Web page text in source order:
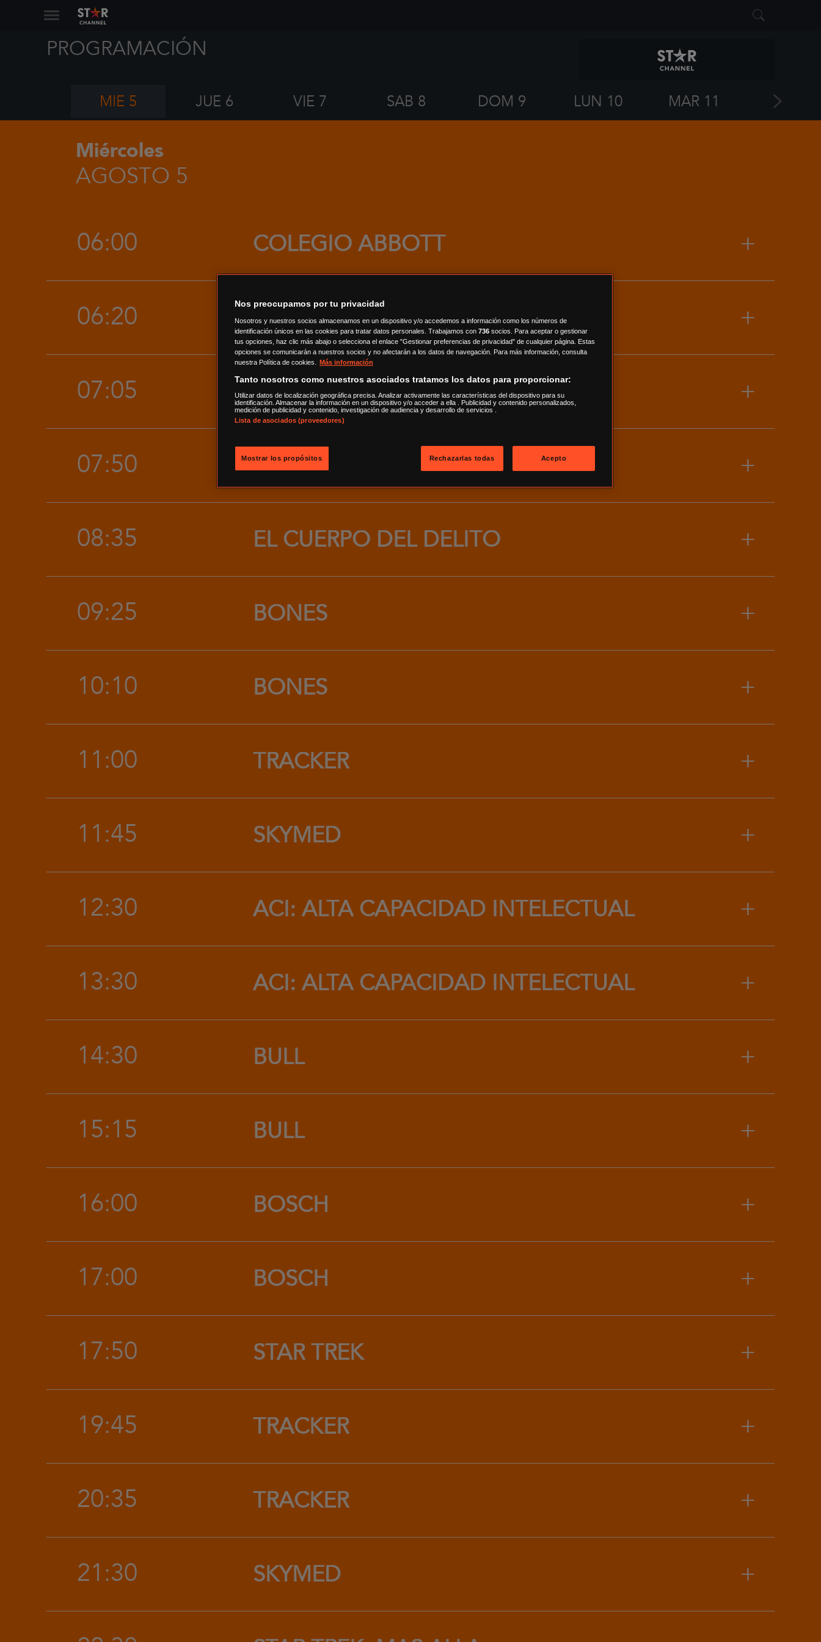
PROGRAMACIÓN
MIE 5 JUE 6 VIE 7 SAB 8 DOM 9 LUN 10 MAR 11 MIE 12
Miércoles
AGOSTO 5
06:00 COLEGIO ABBOTT +
06:20 THE WALKING DEAD +
07:05 THE WALKING DEAD +
07:50 EL CUERPO DEL DELITO +
08:35 EL CUERPO DEL DELITO +
09:25 BONES +
10:10 BONES +
11:00 TRACKER +
11:45 SKYMED +
12:30 ACI: ALTA CAPACIDAD INTELECTUAL +
13:30 ACI: ALTA CAPACIDAD INTELECTUAL +
14:30 BULL +
15:15 BULL +
16:00 BOSCH +
17:00 BOSCH +
17:50 STAR TREK +
19:45 TRACKER +
20:35 TRACKER +
21:30 SKYMED +
Nos preocupamos por tu privacidad
Nosotros y nuestros socios almacenamos en un dispositivo y/o accedemos a información como los números de
identificación únicos en las cookies para tratar datos personales. Trabajamos con 736 socios. Para aceptar o gestionar
tus opciones, haz clic más abajo o selecciona el enlace "Gestionar preferencias de privacidad" de cualquier página. Estas
opciones se comunicarán a nuestros socios y no afectarán a los datos de navegación. Para más información, consulta
nuestra Política de cookies.
Más información
Tanto nosotros como nuestros asociados tratamos los datos para proporcionar:
Utilizar datos de localización geográfica precisa. Analizar activamente las características del dispositivo para su
identificación. Almacenar la información en un dispositivo y/o acceder a ella . Publicidad y contenido personalizados,
medición de publicidad y contenido, investigación de audiencia y desarrollo de servicios .
Lista de asociados (proveedores)
Mostrar los propósitos Rechazarlas todas Acepto